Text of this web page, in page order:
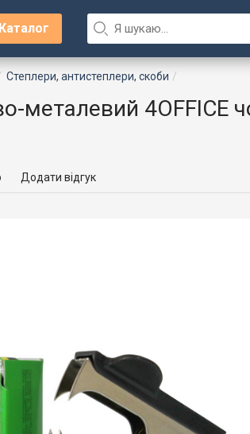
Каталог
Степлери, антистеплери, скоби
металевий 4OFFICE
Додати відгук